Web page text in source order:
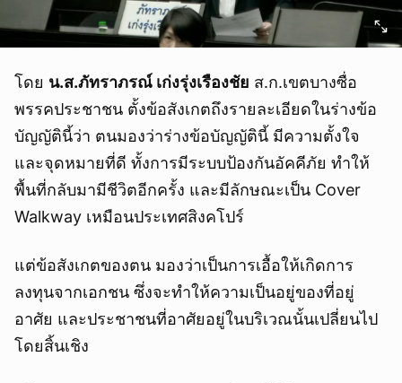
โดย น.ส.ภัทราภรณ์ เก่งรุ่งเรืองชัย ส.ก.เขตบางซื่อ
พรรคประชาชน ตั้งข้อสังเกตถึงรายละเอียดในร่างข้อ
บัญญัตินี้ว่า ตนมองว่าร่างข้อบัญญัตินี้ มีความตั้งใจ
และจุดหมายที่ดี ทั้งการมีระบบป้องกันอัคคีภัย ทำให้
พื้นที่กลับมามีชีวิตอีกครั้ง และมีลักษณะเป็น Cover
Walkway เหมือนประเทศสิงคโปร์
แต่ข้อสังเกตของตน มองว่าเป็นการเอื้อให้เกิดการ
ลงทุนจากเอกชน ซึ่งจะทำให้ความเป็นอยู่ของที่อยู่
อาศัย และประชาชนที่อาศัยอยู่ในบริเวณนั้นเปลี่ยนไป
โดยสิ้นเชิง